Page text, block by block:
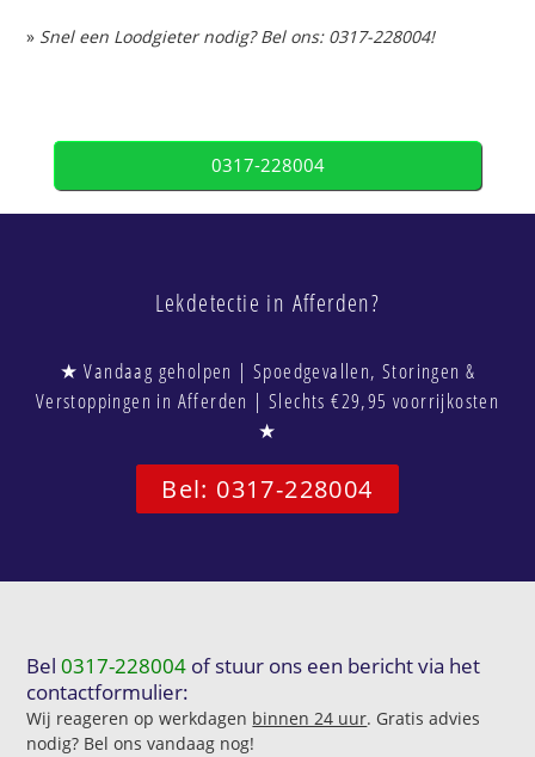
» Snel een Loodgieter nodig? Bel ons: 0317-228004!
0317-228004
Lekdetectie in Afferden?
★ Vandaag geholpen | Spoedgevallen, Storingen &
Verstoppingen in Afferden | Slechts €29,95 voorrijkosten
★
Bel: 0317-228004
Bel0317-228004 of stuur ons een bericht via het
contactformulier:
Wij reageren op werkdagen binnen 24 uur. Gratis advies
nodig? Bel ons vandaag nog!